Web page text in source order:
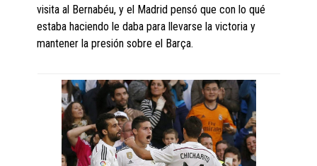
visita al Bernabéu, y el Madrid pensó que con lo qué
estaba haciendo le daba para llevarse la victoria y
mantener la presión sobre el Barça.